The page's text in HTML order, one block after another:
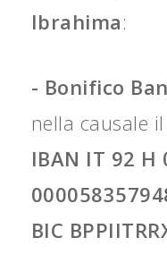
Ibrahima:
- Bonifico
nella causale
IBAN IT 92 H
BIC